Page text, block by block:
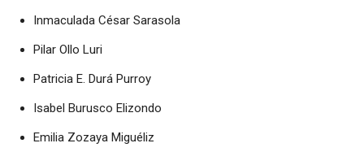
Inmaculada César Sarasola
Pilar Ollo Luri
Patricia E. Durá Purroy
Isabel Burusco Elizondo
Emilia Zozaya Miguéliz